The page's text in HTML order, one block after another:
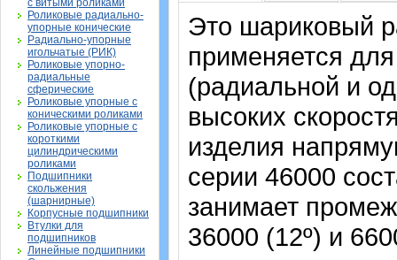
с витыми роликами
Роликовые радиально-
упорные конические
Радиально-упорные
игольчатые (РИК)
Роликовые упорно-
радиальные
сферические
Роликовые упорные с
коническими роликами
Роликовые упорные с
короткими
цилиндрическими
роликами
Подшипники
скольжения
(шарнирные)
Корпусные подшипники
Втулки для
подшипников
Линейные подшипники
Это шариковый
применяется
(радиальной и
высоких
изделия
серии 46000
занимает
36000 (12º) и